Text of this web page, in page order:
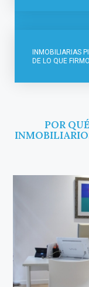
INMOBILIARIAS
DE LO QUE
POR